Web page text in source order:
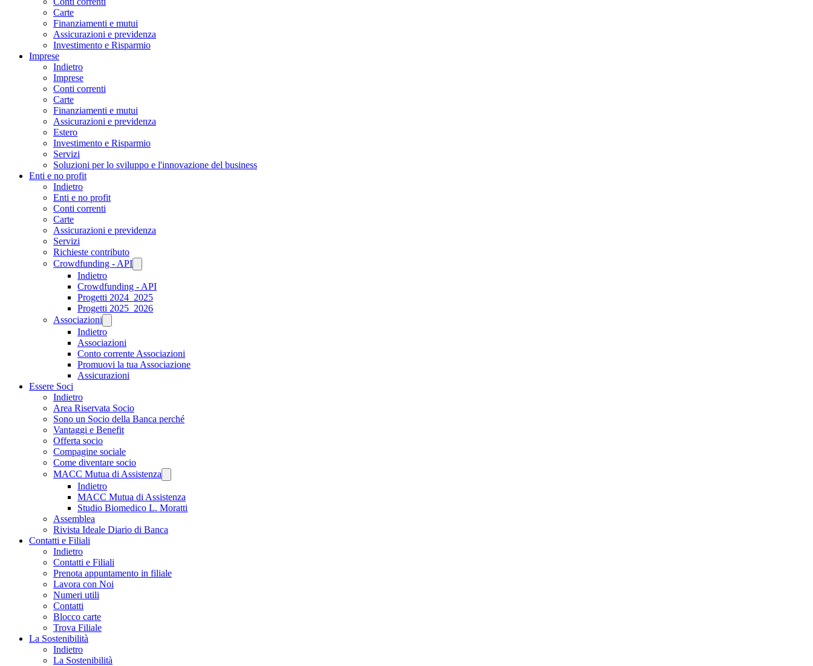
Carte
Finanziamenti e mutui
Assicurazioni e previdenza
Investimento e Risparmio
Imprese
Indietro
Imprese
Conti correnti
Carte
Finanziamenti e mutui
Assicurazioni e previdenza
Estero
Investimento e Risparmio
Servizi
Soluzioni per lo sviluppo e l'innovazione del business
Enti e no profit
Indietro
Enti e no profit
Conti correnti
Carte
Assicurazioni e previdenza
Servizi
Richieste contributo
Crowdfunding - API
Indietro
Crowdfunding - API
Progetti 2024_2025
Progetti 2025_2026
Associazioni
Indietro
Associazioni
Conto corrente Associazioni
Promuovi la tua Associazione
Assicurazioni
Essere Soci
Indietro
Area Riservata Socio
Sono un Socio della Banca perché
Vantaggi e Benefit
Offerta socio
Compagine sociale
Come diventare socio
MACC Mutua di Assistenza
Indietro
MACC Mutua di Assistenza
Studio Biomedico L. Moratti
Assemblea
Rivista Ideale Diario di Banca
Contatti e Filiali
Indietro
Contatti e Filiali
Prenota appuntamento in filiale
Lavora con Noi
Numeri utili
Contatti
Blocco carte
Trova Filiale
La Sostenibilità
Indietro
La Sostenibilità